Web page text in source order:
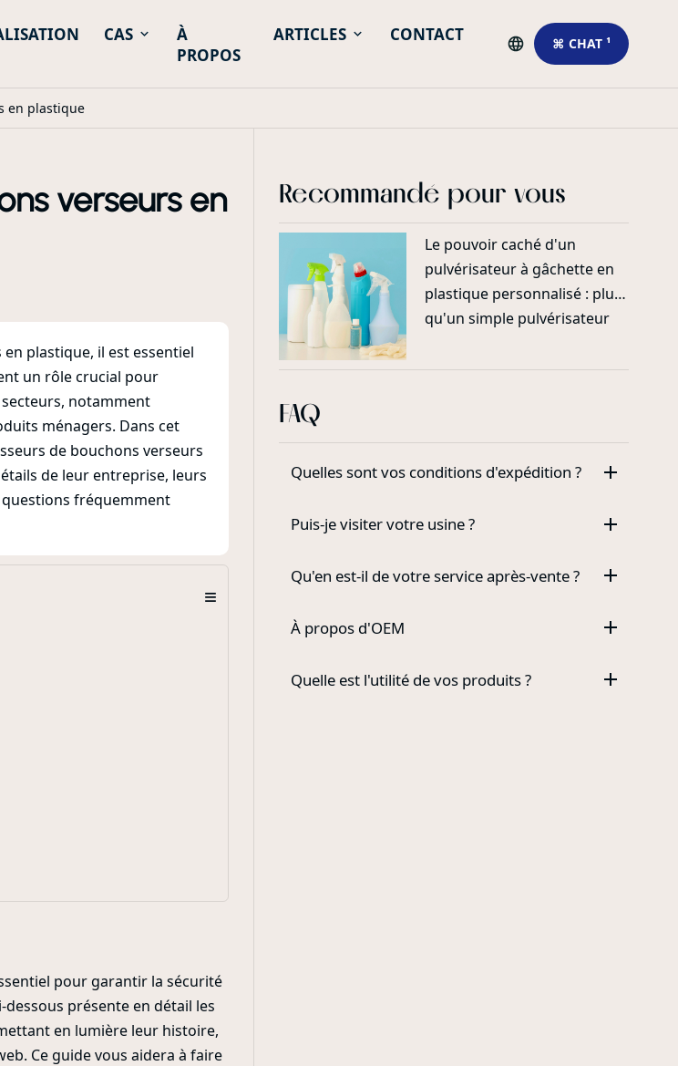
CAS
À
PROPOS
ARTICLES CONTACT ⌘ CHAT ¹
en plastique
verseurs en
plastique, il est essentiel
un rôle crucial pour
notamment
ménagers. Dans cet
de bouchons verseurs
de leur entreprise, leurs
fréquemment
≡
pour garantir la sécurité
présente en détail les
en lumière leur histoire,
Ce guide vous aidera à faire
Recommandé pour vous
Le pouvoir caché d'un
pulvérisateur à gâchette en
plastique personnalisé : plus
qu'un simple pulvérisateur
FAQ
Quelles sont vos conditions d'expédition ?
Puis-je visiter votre usine ?
Qu'en est-il de votre service après-vente ?
À propos d'OEM
Quelle est l'utilité de vos produits ?